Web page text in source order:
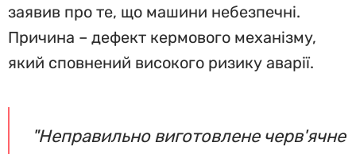
заявив про те, що машини небезпечні.
Причина – дефект кермового механізму,
який сповнений високого ризику аварії.
"Неправильно виготовлене черв'ячне